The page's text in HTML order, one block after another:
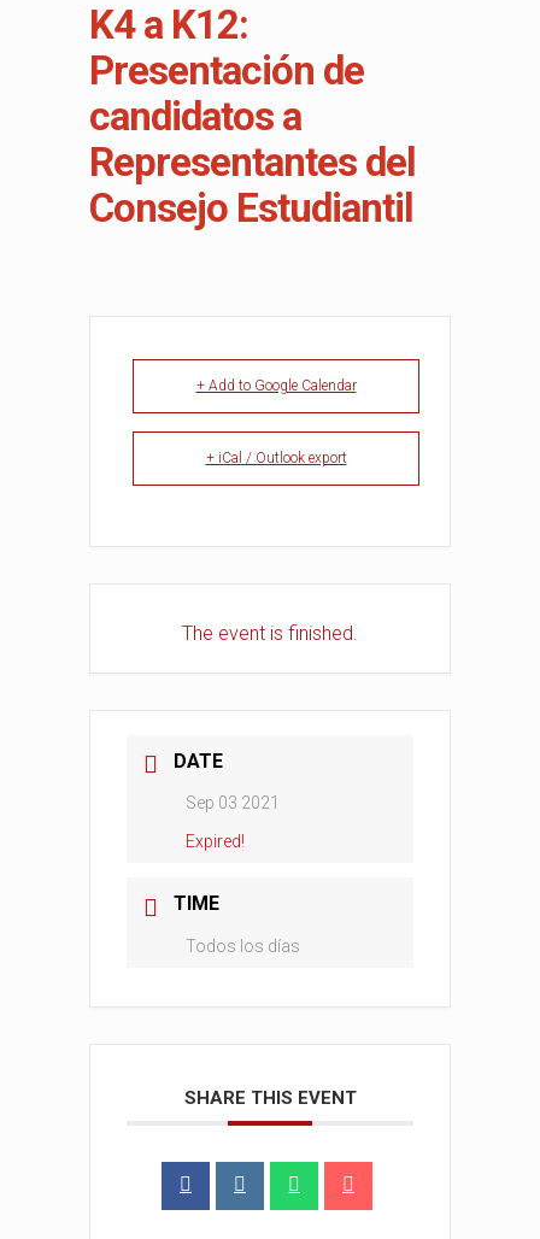
K4 a K12:
Presentación de
candidatos a
Representantes del
Consejo Estudiantil
+ Add to Google Calendar
+ iCal / Outlook export
The event is finished.
DATE
Sep 03 2021
Expired!
TIME
Todos los días
SHARE THIS EVENT